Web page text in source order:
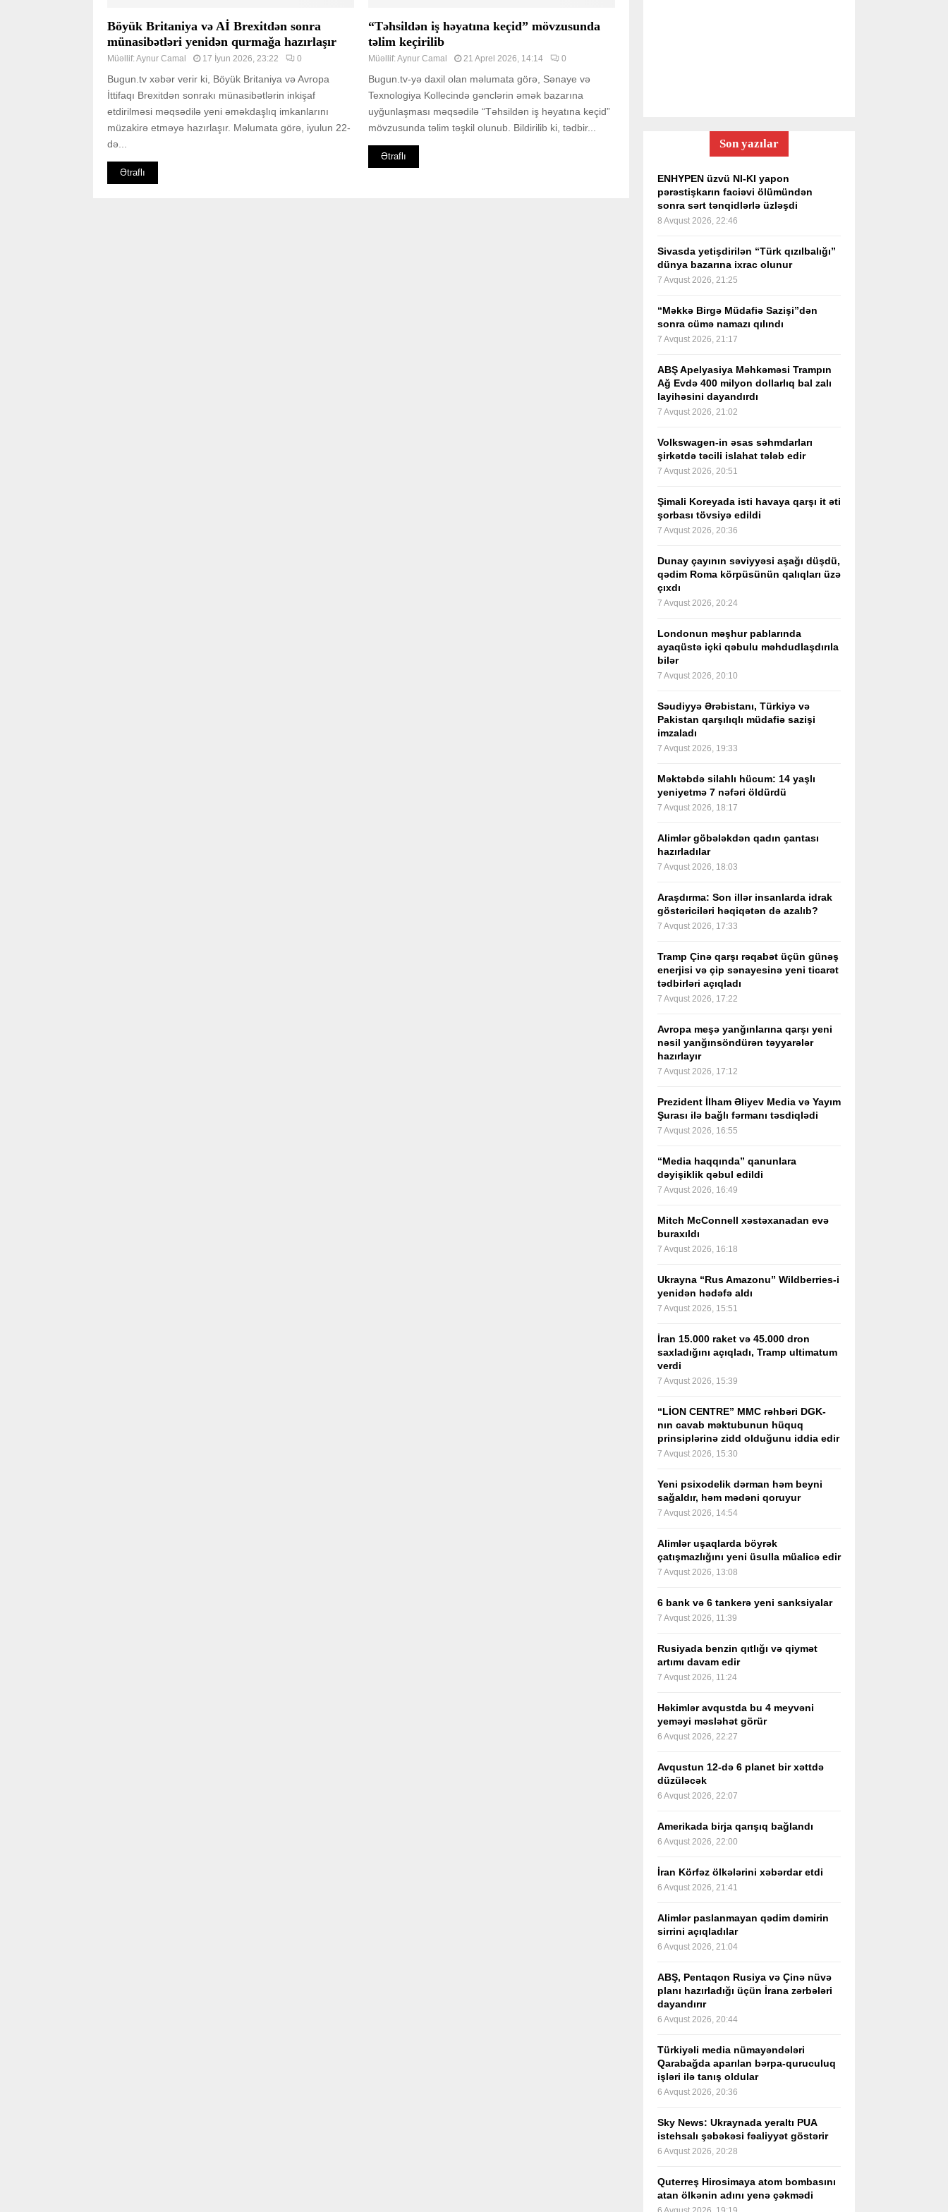
Böyük Britaniya və Aİ Brexitdən sonra
münasibətləri yenidən qurmağa hazırlaşır
Müəllif:Aynur Camal 17 İyun 2026, 23:22 0
Bugun.tv xəbər verir ki, Böyük Britaniya və Avropa
İttifaqı Brexitdən sonrakı münasibətlərin inkişaf
etdirilməsi məqsədilə yeni əməkdaşlıq imkanlarını
müzakirə etməyə hazırlaşır. Məlumata görə, iyulun 22-
də...
Ətraflı
“Təhsildən iş həyatına keçid” mövzusunda
təlim keçirilib
Müəllif:Aynur Camal 21 Aprel 2026, 14:14 0
Bugun.tv-yə daxil olan məlumata görə, Sənaye və
Texnologiya Kollecində gənclərin əmək bazarına
uyğunlaşması məqsədilə “Təhsildən iş həyatına keçid”
mövzusunda təlim təşkil olunub. Bildirilib ki, tədbir...
Ətraflı
Son yazılar
ENHYPEN üzvü NI-KI yapon
pərəstişkarın faciəvi ölümündən
sonra sərt tənqidlərlə üzləşdi
8 Avqust 2026, 22:46
Sivasda yetişdirilən “Türk qızılbalığı”
dünya bazarına ixrac olunur
7 Avqust 2026, 21:25
“Məkkə Birgə Müdafiə Sazişi”dən
sonra cümə namazı qılındı
7 Avqust 2026, 21:17
ABŞ Apelyasiya Məhkəməsi Trampın
Ağ Evdə 400 milyon dollarlıq bal zalı
layihəsini dayandırdı
7 Avqust 2026, 21:02
Volkswagen-in əsas səhmdarları
şirkətdə təcili islahat tələb edir
7 Avqust 2026, 20:51
Şimali Koreyada isti havaya qarşı it əti
şorbası tövsiyə edildi
7 Avqust 2026, 20:36
Dunay çayının səviyyəsi aşağı düşdü,
qədim Roma körpüsünün qalıqları üzə
çıxdı
7 Avqust 2026, 20:24
Londonun məşhur pablarında
ayaqüstə içki qəbulu məhdudlaşdırıla
bilər
7 Avqust 2026, 20:10
Səudiyyə Ərəbistanı, Türkiyə və
Pakistan qarşılıqlı müdafiə sazişi
imzaladı
7 Avqust 2026, 19:33
Məktəbdə silahlı hücum: 14 yaşlı
yeniyetmə 7 nəfəri öldürdü
7 Avqust 2026, 18:17
Alimlər göbələkdən qadın çantası
hazırladılar
7 Avqust 2026, 18:03
Araşdırma: Son illər insanlarda idrak
göstəriciləri həqiqətən də azalıb?
7 Avqust 2026, 17:33
Tramp Çinə qarşı rəqabət üçün günəş
enerjisi və çip sənayesinə yeni ticarət
tədbirləri açıqladı
7 Avqust 2026, 17:22
Avropa meşə yanğınlarına qarşı yeni
nəsil yanğınsöndürən təyyarələr
hazırlayır
7 Avqust 2026, 17:12
Prezident İlham Əliyev Media və Yayım
Şurası ilə bağlı fərmanı təsdiqlədi
7 Avqust 2026, 16:55
“Media haqqında” qanunlara
dəyişiklik qəbul edildi
7 Avqust 2026, 16:49
Mitch McConnell xəstəxanadan evə
buraxıldı
7 Avqust 2026, 16:18
Ukrayna “Rus Amazonu” Wildberries-i
yenidən hədəfə aldı
7 Avqust 2026, 15:51
İran 15.000 raket və 45.000 dron
saxladığını açıqladı, Tramp ultimatum
verdi
7 Avqust 2026, 15:39
“LİON CENTRE” MMC rəhbəri DGK-
nın cavab məktubunun hüquq
prinsiplərinə zidd olduğunu iddia edir
7 Avqust 2026, 15:30
Yeni psixodelik dərman həm beyni
sağaldır, həm mədəni qoruyur
7 Avqust 2026, 14:54
Alimlər uşaqlarda böyrək
çatışmazlığını yeni üsulla müalicə edir
7 Avqust 2026, 13:08
6 bank və 6 tankerə yeni sanksiyalar
7 Avqust 2026, 11:39
Rusiyada benzin qıtlığı və qiymət
artımı davam edir
7 Avqust 2026, 11:24
Həkimlər avqustda bu 4 meyvəni
yeməyi məsləhət görür
6 Avqust 2026, 22:27
Avqustun 12-də 6 planet bir xəttdə
düzüləcək
6 Avqust 2026, 22:07
Amerikada birja qarışıq bağlandı
6 Avqust 2026, 22:00
İran Körfəz ölkələrini xəbərdar etdi
6 Avqust 2026, 21:41
Alimlər paslanmayan qədim dəmirin
sirrini açıqladılar
6 Avqust 2026, 21:04
ABŞ, Pentaqon Rusiya və Çinə nüvə
planı hazırladığı üçün İrana zərbələri
dayandırır
6 Avqust 2026, 20:44
Türkiyəli media nümayəndələri
Qarabağda aparılan bərpa-quruculuq
işləri ilə tanış oldular
6 Avqust 2026, 20:36
Sky News: Ukraynada yeraltı PUA
istehsalı şəbəkəsi fəaliyyət göstərir
6 Avqust 2026, 20:28
Quterreş Hirosimaya atom bombasını
atan ölkənin adını yenə çəkmədi